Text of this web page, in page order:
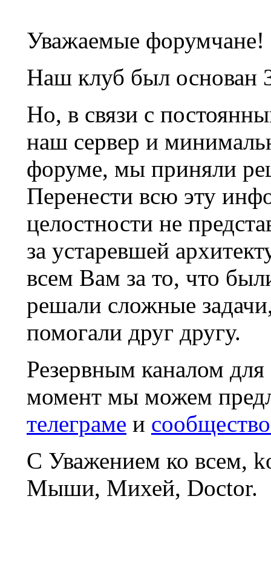
Уважаемые форумчане!
Наш клуб был основан
Но, в связи с
наш сервер и
форуме, мы приняли
Перенести всю эту
целостности не
за устаревшей
всем Вам за то, что
решали сложные
помогали друг другу.
Резервным каналом
момент мы можем
телеграме и
С Уважением ко всем,
Мыши, Михей, Doctor.